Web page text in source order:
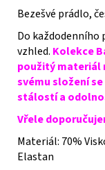
Bezešvé prádlo,
Do každodenního
vzhled. Kolekce
použitý materiál
svému složení
stálostí a
Vřele
Materiál: 70%
Elastan